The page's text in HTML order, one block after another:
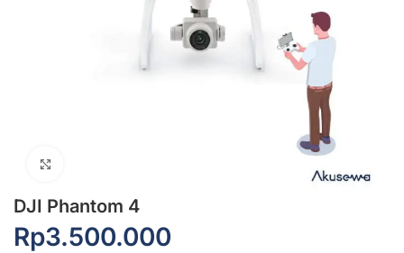
DJI Phantom 4
Rp3.500.000